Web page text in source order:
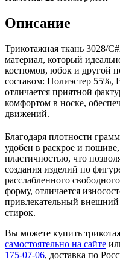
Описание
Трикотажная ткань 3028/
материал, который
костюмов, юбок и другой
составом: Полиэстер 55%,
отличается приятной
комфортом в носке,
движений.
Благодаря плотности
удобен в раскрое и
пластичностью, что
создания изделий по
расслабленного
форму, отличается
привлекательный
стирок.
Вы можете купить
самостоятельно на сайте
175-07-06, доставка по